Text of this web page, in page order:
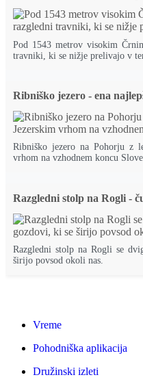
Pod 1543 metrov visokim
travniki, ki se nižje prelivajo v
Ribniško jezero - ena
Ribniško jezero na Pohorju z
vrhom na vzhodnem koncu
Razgledni stolp na Rogli -
Razgledni stolp na Rogli se
širijo povsod okoli nas.
Vreme
Pohodniška aplikacija
Družinski izleti